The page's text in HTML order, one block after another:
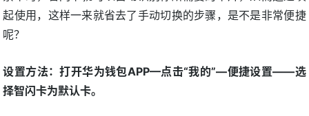
起使用，这样一来就省去了手动切换的步骤，是不是非常便捷
呢？
设置方法：打开华为钱包APP—点击“我的”—便捷设置——选
择智闪卡为默认卡。